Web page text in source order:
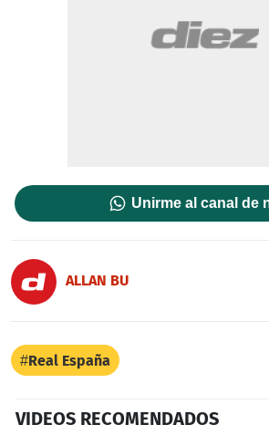
Unirme al canal de
ALLAN BU
Real España
VIDEOS RECOMENDADOS